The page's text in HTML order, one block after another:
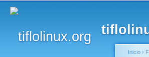
Inicio ›